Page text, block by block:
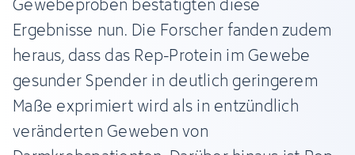
Ergebnisse nun. Die Forscher fanden zudem
heraus, dass das Rep-Protein im Gewebe
gesunder Spender in deutlich geringerem
Maße exprimiert wird als in entzündlich
veränderten Geweben von